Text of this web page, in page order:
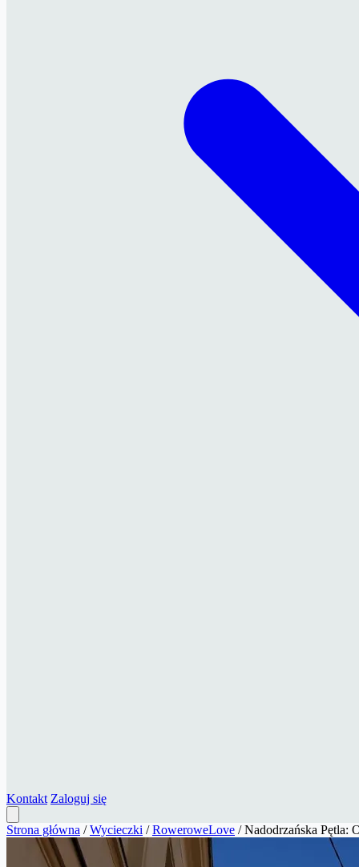
Kontakt Zaloguj się
Strona główna / Wycieczki / RoweroweLove / Nadodrzańska Pętla: